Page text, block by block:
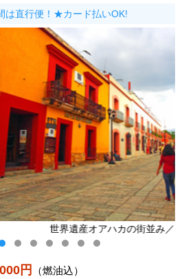
は直行便！★カード払いOK!
アハカの街並み／イメージ
円 （燃油込）